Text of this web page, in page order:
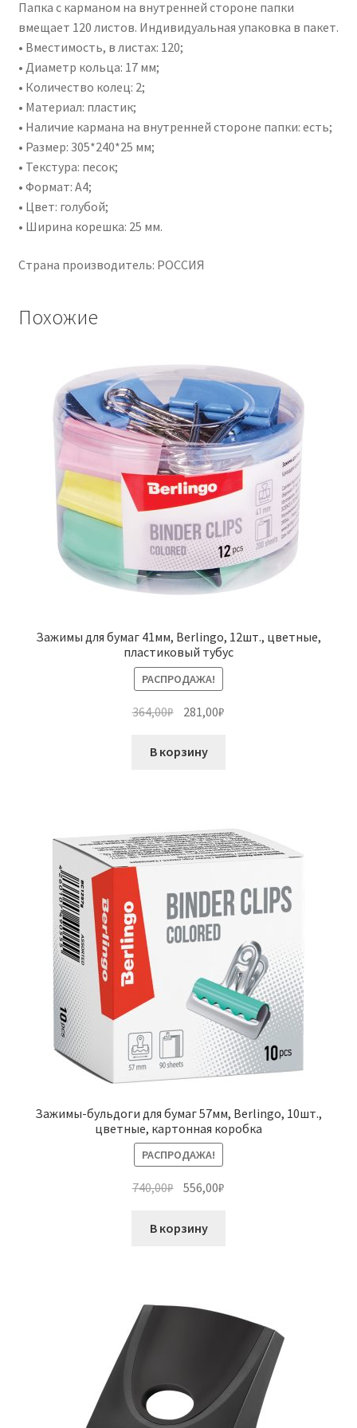
Папка с карманом на внутренней стороне папки
вмещает 120 листов. Индивидуальная упаковка в пакет.
• Вместимость, в листах: 120;
• Диаметр кольца: 17 мм;
• Количество колец: 2;
• Материал: пластик;
• Наличие кармана на внутренней стороне папки: есть;
• Размер: 305*240*25 мм;
• Текстура: песок;
• Формат: А4;
• Цвет: голубой;
• Ширина корешка: 25 мм.
Страна производитель: РОССИЯ
Похожие
Зажимы для бумаг 41мм, Berlingo, 12шт., цветные,
пластиковый тубус
РАСПРОДАЖА!
364,00₽ Первоначальная
составляла
281,00₽
В корзину
Зажимы-бульдоги для бумаг 57мм, Berlingo, 10шт.,
цветные, картонная коробка
РАСПРОДАЖА!
740,00₽ Первоначальная
составляла
556,00₽
В корзину